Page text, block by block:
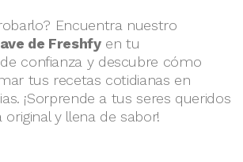
Encuentra nuestro
de Freshfyen tu
confianza y descubre cómo
tus recetas cotidianas en
¡Sorprende a tus seres queridos
y llena de sabor!